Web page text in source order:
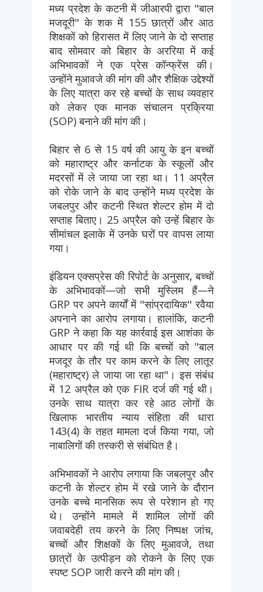
मध्य प्रदेश के कटनी में जीआरपी द्वारा "बाल
मजदूरी" के शक में 155 छात्रों और आठ
शिक्षकों को हिरासत में लिए जाने के दो सप्ताह
बाद सोमवार को बिहार के अररिया में कई
अभिभावकों ने एक प्रेस कॉन्फ्रेंस की।
उन्होंने मुआवजे की मांग की और शैक्षिक उद्देश्यों
के लिए यात्रा कर रहे बच्चों के साथ व्यवहार
को लेकर एक मानक संचालन प्रक्रिया
(SOP) बनाने की मांग की।
बिहार से 6 से 15 वर्ष की आयु के इन बच्चों
को महाराष्ट्र और कर्नाटक के स्कूलों और
मदरसों में ले जाया जा रहा था। 11 अप्रैल
को रोके जाने के बाद उन्होंने मध्य प्रदेश के
जबलपुर और कटनी स्थित शेल्टर होम में दो
सप्ताह बिताए। 25 अप्रैल को उन्हें बिहार के
सीमांचल इलाके में उनके घरों पर वापस लाया
गया।
इंडियन एक्सप्रेस की रिपोर्ट के अनुसार, बच्चों
के अभिभावकों—जो सभी मुस्लिम हैं—ने
GRP पर अपने कार्यों में "सांप्रदायिक" रवैया
अपनाने का आरोप लगाया। हालांकि, कटनी
GRP ने कहा कि यह कार्रवाई इस आशंका के
आधार पर की गई थी कि बच्चों को "बाल
मजदूर के तौर पर काम करने के लिए लातूर
(महाराष्ट्र) ले जाया जा रहा था"। इस संबंध
में 12 अप्रैल को एक FIR दर्ज की गई थी।
उनके साथ यात्रा कर रहे आठ लोगों के
खिलाफ भारतीय न्याय संहिता की धारा
143(4) के तहत मामला दर्ज किया गया, जो
नाबालिगों की तस्करी से संबंधित है।
अभिभावकों ने आरोप लगाया कि जबलपुर और
कटनी के शेल्टर होम में रखे जाने के दौरान
उनके बच्चे मानसिक रूप से परेशान हो गए
थे। उन्होंने मामले में शामिल लोगों की
जवाबदेही तय करने के लिए निष्पक्ष जांच,
बच्चों और शिक्षकों के लिए मुआवजे, तथा
छात्रों के उत्पीड़न को रोकने के लिए एक
स्पष्ट SOP जारी करने की मांग की।